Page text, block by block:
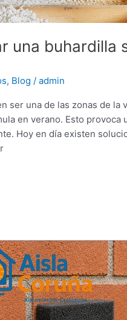
una buhardilla
, Blog / admin
ser una de las zonas de
en verano. Esto
Hoy en día existen